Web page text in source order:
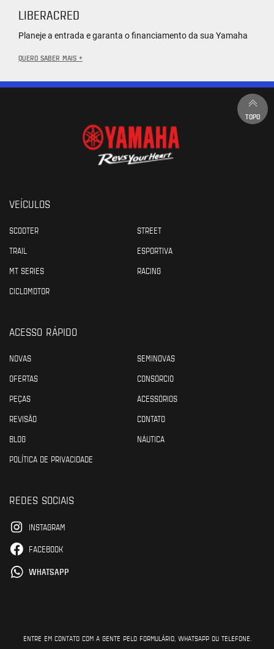
LIBERACRED
Planeje a entrada e garanta o financiamento da sua Yamaha
QUERO SABER MAIS +
TOPO
VEÍCULOS
SCOOTER
STREET
TRAIL
ESPORTIVA
MT SERIES
RACING
CICLOMOTOR
ACESSO RÁPIDO
NOVAS
SEMINOVAS
OFERTAS
CONSÓRCIO
PEÇAS
ACESSÓRIOS
REVISÃO
CONTATO
BLOG
NÁUTICA
POLÍTICA DE PRIVACIDADE
REDES SOCIAIS
INSTAGRAM
FACEBOOK
WHATSAPP
ENTRE EM CONTATO COM A GENTE PELO FORMULÁRIO, WHATSAPP OU TELEFONE.